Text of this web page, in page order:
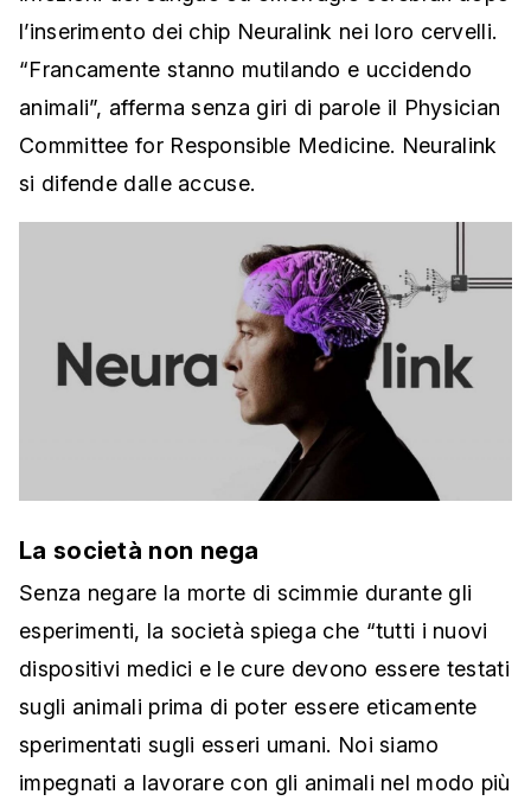
l’inserimento dei chip Neuralink nei loro cervelli.
“Francamente stanno mutilando e uccidendo
animali”, afferma senza giri di parole il Physician
Committee for Responsible Medicine. Neuralink
si difende dalle accuse.
La società non nega
Senza negare la morte di scimmie durante gli
esperimenti, la società spiega che “tutti i nuovi
dispositivi medici e le cure devono essere testati
sugli animali prima di poter essere eticamente
sperimentati sugli esseri umani. Noi siamo
impegnati a lavorare con gli animali nel modo più